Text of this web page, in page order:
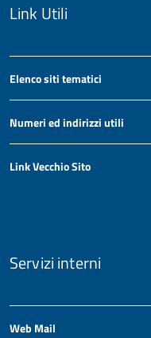
Link Utili
Elenco siti tematici
Numeri ed indirizzi utili
Link Vecchio Sito
Servizi interni
Web Mail